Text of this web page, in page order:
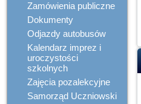
Zamówienia publiczne
Dokumenty
Odjazdy autobusów
Kalendarz imprez i
uroczystości
szkolnych
Zajęcia pozalekcyjne
Samorząd Uczniowski